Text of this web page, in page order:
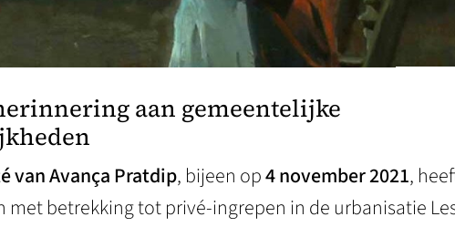
aan gemeentelijke
van Avança Pratdip, bijeen op4 november 2021,
betrekking tot privé-ingrepen in de urbanisatie